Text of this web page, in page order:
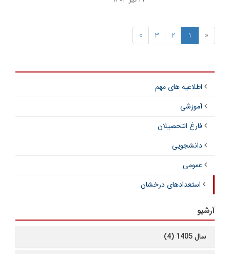
«
1
2
3
»
اطلاعیه های مهم
آموزشی
فارغ التحصیلان
دانشجویی
عمومی
استعدادهای درخشان
آرشیو
سال 1405 (4)